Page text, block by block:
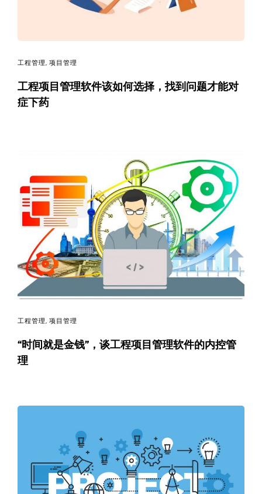
工程管理, 项目管理
工程项目管理软件该如何选择，找到问题才能对
症下药
工程管理, 项目管理
“时间就是金钱”，谈工程项目管理软件的内控管
理